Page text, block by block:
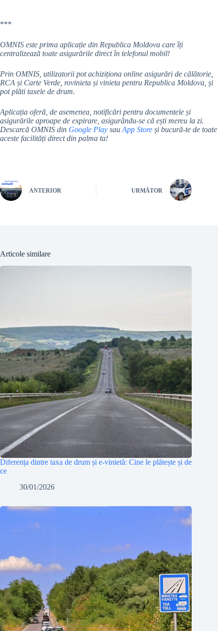
***
OMNIS este prima aplicație din Republica Moldova care îți
centralizează toate asigurările direct în telefonul mobil!
Prin OMNIS, utilizatorii pot achiziționa online asigurări de călătorie,
RCA și Carte Verde, rovinieta și vinieta pentru Republica Moldova, și
pot plăti taxele de drum.
Aplicația oferă, de asemenea, notificări pentru documentele și
asigurările aproape de expirare, asigurându-se că ești mereu la zi.
Descarcă OMNIS din Google Play sau App Store și bucură-te de toate
aceste facilități direct din palma ta!
ANTERIOR URMĂTOR
Articole similare
Diferența dintre taxa de drum și e-vinietă: Cine le plătește și de
ce
30/01/2026